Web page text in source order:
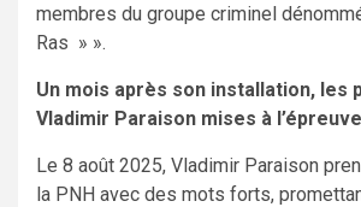
membres du groupe criminel
Ras » ».
Un mois après son installation, les
Vladimir Paraison mises à l’épreuve
Le 8 août 2025, Vladimir Paraison
la PNH avec des mots forts,